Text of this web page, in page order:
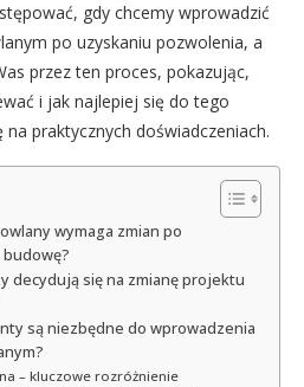
gdy chcemy wprowadzić
po uzyskaniu pozwolenia, a
przez ten proces, pokazując,
i jak najlepiej się do tego
praktycznych doświadczeniach.
wymaga zmian po
decydują się na zmianę projektu
są niezbędne do wprowadzenia
– kluczowe rozróżnienie